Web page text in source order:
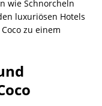
wie Schnorcheln
luxuriösen Hotels
zu einem